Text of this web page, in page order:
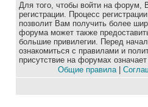
Для того, чтобы войти на форум,
регистрации. Процесс
позволит Вам получить более
форума может также
большие привилегии. Перед
ознакомиться с правилами и
присутствие на форумах
Общие правила|